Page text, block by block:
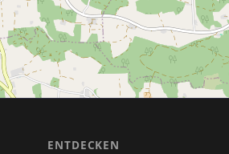
ENTDECKEN